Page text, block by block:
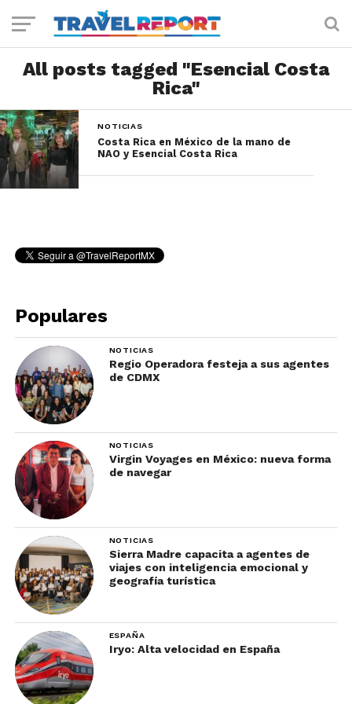
All posts tagged "Esencial Costa
Rica"
NOTICIAS
Costa Rica en México de la mano de
NAO y Esencial Costa Rica
Populares
NOTICIAS
Regio Operadora festeja a sus agentes
de CDMX
NOTICIAS
Virgin Voyages en México: nueva forma
de navegar
NOTICIAS
Sierra Madre capacita a agentes de
viajes con inteligencia emocional y
geografía turística
ESPAÑA
Iryo: Alta velocidad en España